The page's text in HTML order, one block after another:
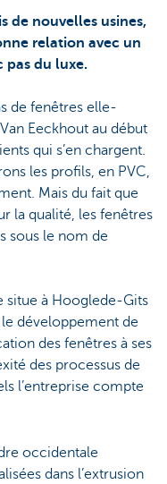
de nouvelles usines,
relation avec un
pas du luxe.
de fenêtres elle-
Eeckhout au début
qui s’en chargent.
les profils, en PVC,
Mais du fait que
la qualité, les fenêtres
sous le nom de
situe à Hooglede-Gits
le développement de
des fenêtres à ses
des processus de
l’entreprise compte
occidentale
dans l’extrusion